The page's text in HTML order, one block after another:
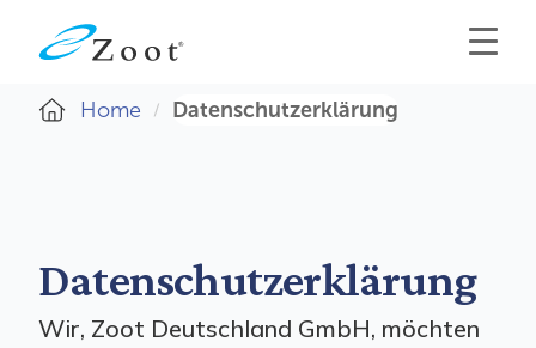
Home Datenschutzerklärung
Datenschutzerklärung
Wir, Zoot Deutschland GmbH, möchten